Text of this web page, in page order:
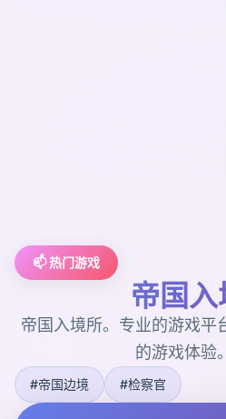
📫 热门游戏
帝国
帝国入境所。专业的游戏平
的游戏体验。
#帝国边境 #检察官